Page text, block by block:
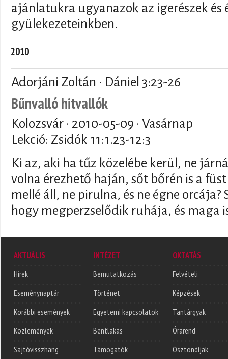
ajánlatukra ugyanazok az igerészek és
gyülekezeteinkben.
2010
Adorjáni Zoltán · Dániel 3:23-26
Bűnvalló hitvallók
Kolozsvár · 2010-05-09 · Vasárnap
Lekció: Zsidók 11:1.23-12:3
Ki az, aki ha tűz közelébe kerül, ne
volna érezhető haján, sőt bőrén is a
mellé áll, ne pirulna, és ne égne orcája?
hogy megperzselődik ruhája, és maga
AKTUÁLIS
Hírek
Eseménynaptár
Korábbi események
Közlemények
Sajtóvisszhang
INTÉZET
Bemutatkozás
Történet
Egyetemi kapcsolatok
Bentlakás
Támogatók
OKTATÁS
Felvételi
Képzések
Tantárgyak
Órarend
Ösztöndíjak